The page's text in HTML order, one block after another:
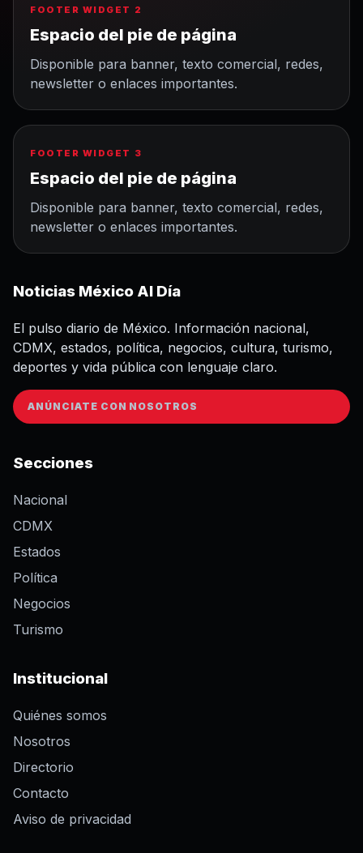
FOOTER WIDGET 2
Espacio del pie de página
Disponible para banner, texto comercial, redes,
newsletter o enlaces importantes.
FOOTER WIDGET 3
Espacio del pie de página
Disponible para banner, texto comercial, redes,
newsletter o enlaces importantes.
Noticias México Al Día
El pulso diario de México. Información nacional,
CDMX, estados, política, negocios, cultura, turismo,
deportes y vida pública con lenguaje claro.
ANÚNCIATE CON NOSOTROS
Secciones
Nacional
CDMX
Estados
Política
Negocios
Turismo
Institucional
Quiénes somos
Nosotros
Directorio
Contacto
Aviso de privacidad